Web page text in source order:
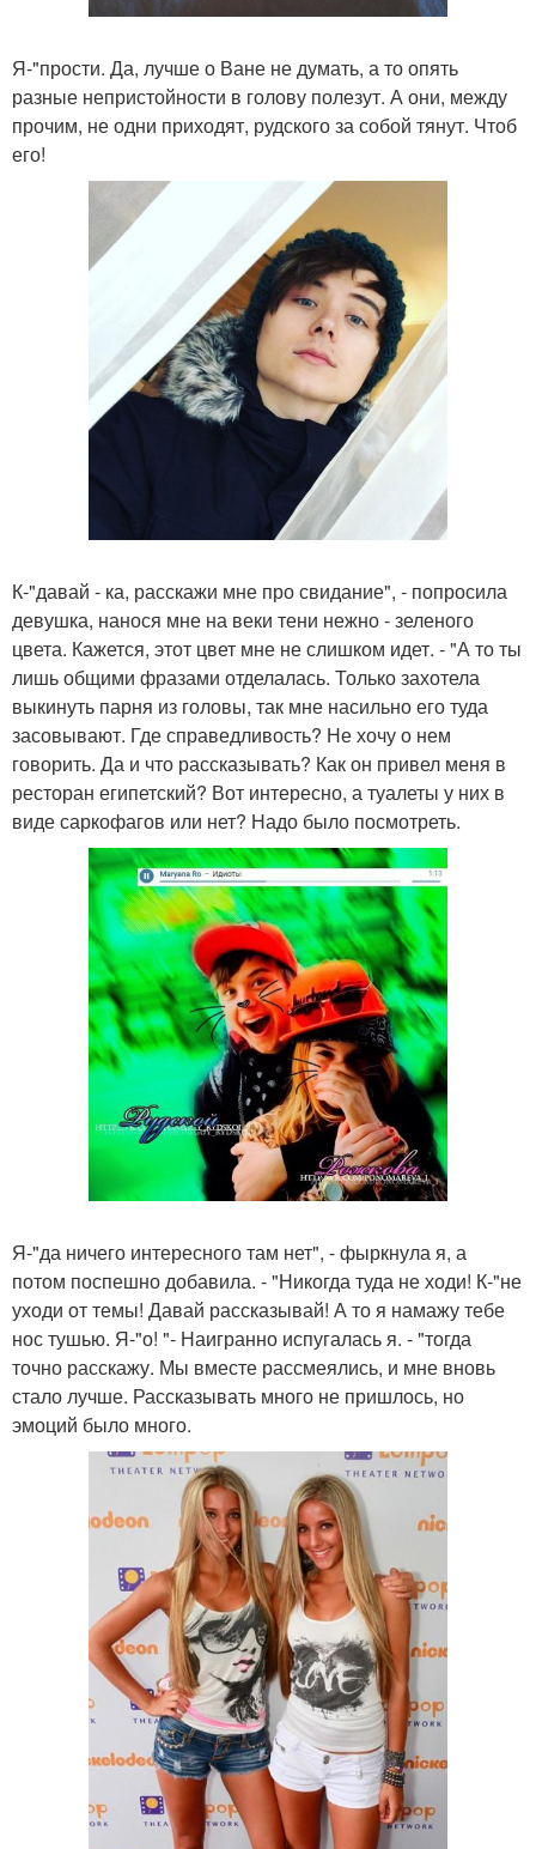
Я-"прости. Да, лучше о Ване не думать, а то опять
разные непристойности в голову полезут. А они, между
прочим, не одни приходят, рудского за собой тянут. Чтоб
его!
К-"давай - ка, расскажи мне про свидание", - попросила
девушка, нанося мне на веки тени нежно - зеленого
цвета. Кажется, этот цвет мне не слишком идет. - "А то ты
лишь общими фразами отделалась. Только захотела
выкинуть парня из головы, так мне насильно его туда
засовывают. Где справедливость? Не хочу о нем
говорить. Да и что рассказывать? Как он привел меня в
ресторан египетский? Вот интересно, а туалеты у них в
виде саркофагов или нет? Надо было посмотреть.
Я-"да ничего интересного там нет", - фыркнула я, а
потом поспешно добавила. - "Никогда туда не ходи! К-"не
уходи от темы! Давай рассказывай! А то я намажу тебе
нос тушью. Я-"о! "- Наигранно испугалась я. - "тогда
точно расскажу. Мы вместе рассмеялись, и мне вновь
стало лучше. Рассказывать много не пришлось, но
эмоций было много.